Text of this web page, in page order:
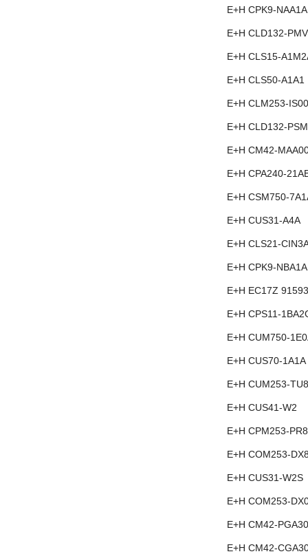
E+H CPK9-NAA1A
E+H CLD132-
E+H CLS15-
E+H CLS50-A1A1
E+H CLM253-
E+H CLD132-
E+H CM42-
E+H CPA240-
E+H CSM750-
E+H CUS31-A4A
E+H CLS21-
E+H CPK9-NBA1A
E+H EC17Z
E+H CPS11-
E+H CUM750-
E+H CUS70-1A1A
E+H CUM253-
E+H CUS41-W2
E+H CPM253-
E+H COM253-
E+H CUS31-W2S
E+H COM253-
E+H CM42-
E+H CM42-